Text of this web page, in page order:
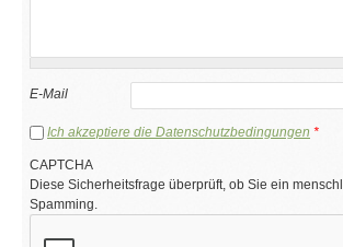
E-Mail
Ich akzeptiere die Datenschutzbedingungen *
CAPTCHA
Diese Sicherheitsfrage überprüft, ob Sie ein
Spamming.